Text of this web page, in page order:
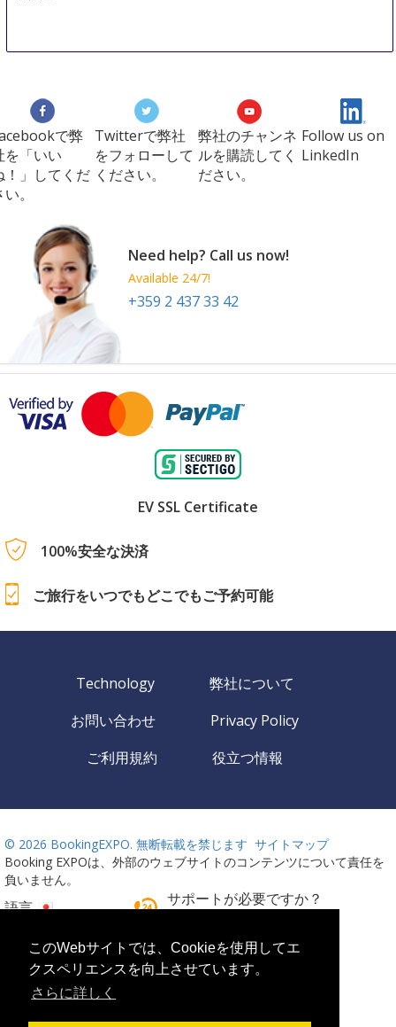
このWebサイトでは、Cookieを使用してエ
クスペリエンスを向上させています。
さらに詳しく
で弊
を「いい
！」してくだ
。
Twitterで弊社
をフォローして
ください。
弊社のチャンネ
ルを購読してく
ださい。
Follow us on
LinkedIn
Need help? Call us now!
Available 24/7!
+359 2 437 33 42
EV SSL Certificate
100%安全な決済
ご旅行をいつでもどこでもご予約可能
Technology
弊社について
お問い合わせ
Privacy Policy
ご利用規約
役立つ情報
© 2026 BookingEXPO. 無断転載を禁じます サイトマップ
Booking EXPOは、外部のウェブサイトのコンテンツについて責任を
負いません。
語言
サポートが必要ですか？
24時間週7日ご利用可能
+359 2 437 33 42